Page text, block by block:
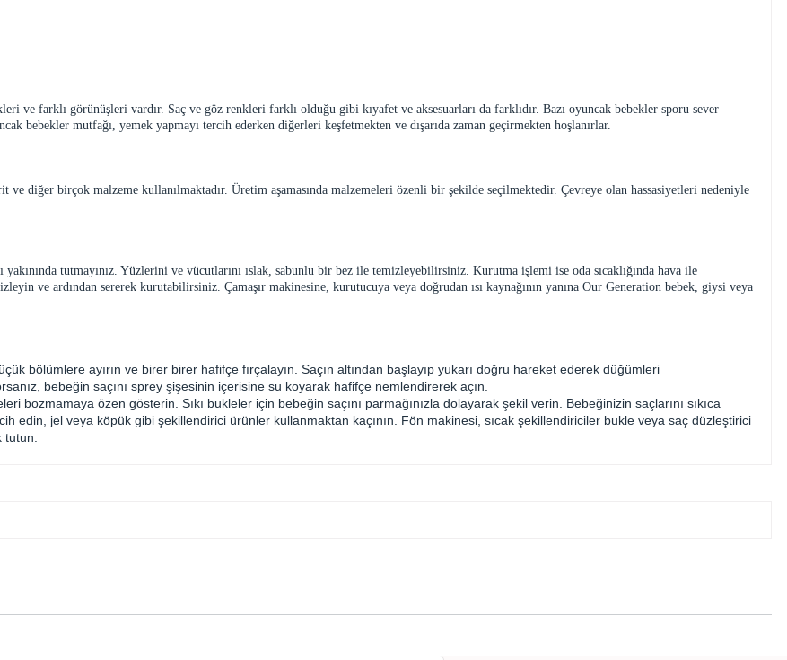
ve farklı görünüşleri vardır. Saç ve göz renkleri farklı olduğu gibi kıyafet ve aksesuarları da farklıdır. Bazı oyuncak bebekler sporu sever
bebekler mutfağı, yemek yapmayı tercih ederken diğerleri keşfetmekten ve dışarıda zaman geçirmekten hoşlanırlar.
ve diğer birçok malzeme kullanılmaktadır. Üretim aşamasında malzemeleri özenli bir şekilde seçilmektedir. Çevreye olan hassasiyetleri nedeniyle
yakınında tutmayınız. Yüzlerini ve vücutlarını ıslak, sabunlu bir bez ile temizleyebilirsiniz. Kurutma işlemi ise oda sıcaklığında hava ile
ve ardından sererek kurutabilirsiniz. Çamaşır makinesine, kurutucuya veya doğrudan ısı kaynağının yanına Our Generation bebek, giysi veya
bölümlere ayırın ve birer birer hafifçe fırçalayın. Saçın altından başlayıp yukarı doğru hareket ederek düğümleri
bebeğin saçını sprey şişesinin içerisine su koyarak hafifçe nemlendirerek açın.
bozmamaya özen gösterin. Sıkı bukleler için bebeğin saçını parmağınızla dolayarak şekil verin. Bebeğinizin saçlarını sıkıca
edin, jel veya köpük gibi şekillendirici ürünler kullanmaktan kaçının. Fön makinesi, sıcak şekillendiriciler bukle veya saç düzleştirici
tutun.